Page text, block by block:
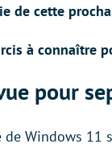
de cette
à connaître
pour
Windows 11